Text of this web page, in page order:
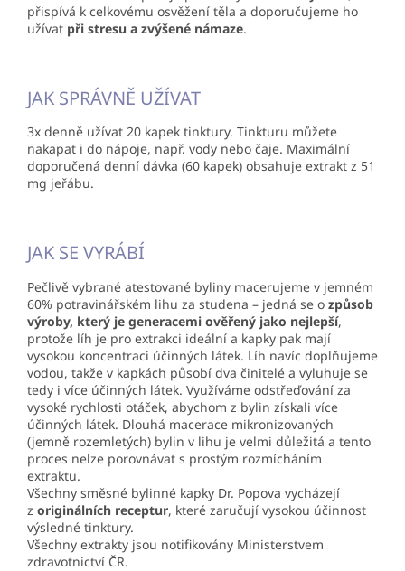
přispívá k celkovému osvěžení těla a doporučujeme ho
užívat při stresu a zvýšené námaze.
JAK SPRÁVNĚ UŽÍVAT
3x denně užívat 20 kapek tinktury. Tinkturu můžete
nakapat i do nápoje, např. vody nebo čaje. Maximální
doporučená denní dávka (60 kapek) obsahuje extrakt z 51
mg jeřábu.
JAK SE VYRÁBÍ
Pečlivě vybrané atestované byliny macerujeme v jemném
60% potravinářském lihu za studena – jedná se o způsob
výroby, který je generacemi ověřený jako nejlepší,
protože líh je pro extrakci ideální a kapky pak mají
vysokou koncentraci účinných látek. Líh navíc doplňujeme
vodou, takže v kapkách působí dva činitelé a vyluhuje se
tedy i více účinných látek. Využíváme odstřeďování za
vysoké rychlosti otáček, abychom z bylin získali více
účinných látek. Dlouhá macerace mikronizovaných
(jemně rozemletých) bylin v lihu je velmi důležitá a tento
proces nelze porovnávat s prostým rozmícháním
extraktu.
Všechny směsné bylinné kapky Dr. Popova vycházejí
z originálních receptur, které zaručují vysokou účinnost
výsledné tinktury.
Všechny extrakty jsou notifikovány Ministerstvem
zdravotnictví ČR.